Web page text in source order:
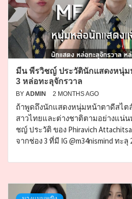
มีน พีรวิชญ์ ประวัตินักแสดงหนุ่ม
3 หล่อทะลุจักรวาล
BY ADMIN 2 MONTHS AGO
ถ้าพูดถึงนักแสดงหนุ่มหน้าตาดีสไ
สาวไทยและต่างชาติตามอย่างแน่
ชญ์ ประวัติ ของ Phiravich
จากช่อง 3 ที่มี IG @m34nismind ทะลุ